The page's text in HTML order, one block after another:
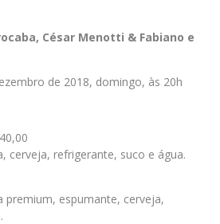
César Menotti & Fabiano e
de 2018, domingo, às 20h
cerveja, refrigerante, suco e água.
premium, espumante, cerveja,